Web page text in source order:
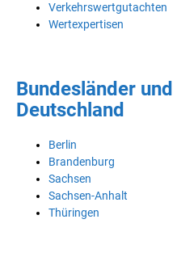
Verkehrswertgutachten
Wertexpertisen
Bundesländer
Deutschland
Berlin
Brandenburg
Sachsen
Sachsen-Anhalt
Thüringen